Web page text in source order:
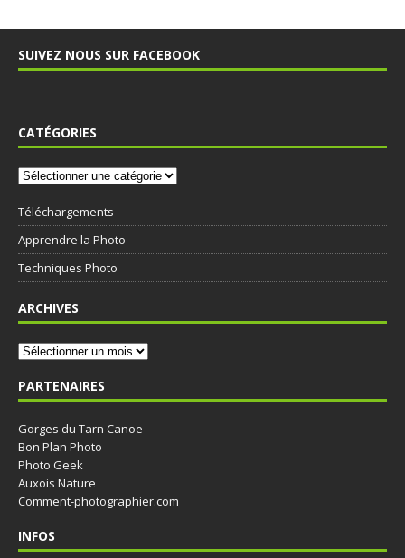
SUIVEZ NOUS SUR FACEBOOK
CATÉGORIES
Téléchargements
Apprendre la Photo
Techniques Photo
ARCHIVES
PARTENAIRES
Gorges du Tarn Canoe
Bon Plan Photo
Photo Geek
Auxois Nature
Comment-photographier.com
INFOS